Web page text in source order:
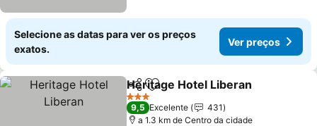
Selecione as datas para ver os preços
exatos.
Ver preços
PartilharAdicionar aos favoritos
Heritage Hotel Liberan
3 Estrelas
9,5 Excelente
431
a 1.3 km de Centro da cidade